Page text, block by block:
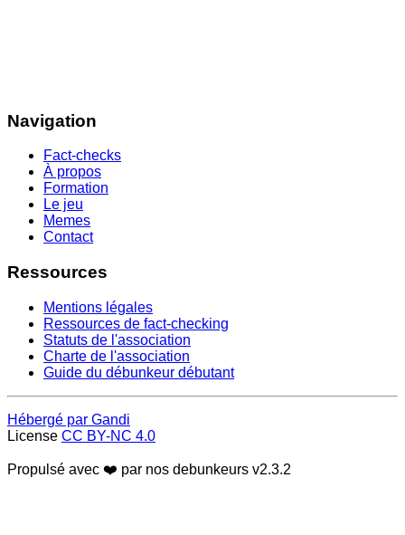
Navigation
Fact-checks
À propos
Formation
Le jeu
Memes
Contact
Ressources
Mentions légales
Ressources de fact-checking
Statuts de l'association
Charte de l'association
Guide du débunkeur débutant
Hébergé par Gandi
License CC BY-NC 4.0
Propulsé avec ❤️ par nos debunkeurs v2.3.2